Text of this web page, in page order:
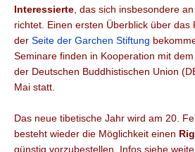
Interessierte , das sich insbesondere
richtet. Einen ersten Überblick über
der Seite der Garchen Stiftung
Seminare finden in Kooperation mit dem
der Deutschen Buddhistischen Union
Mai statt.
Das neue tibetische Jahr wird am 20.
besteht wieder die Möglichkeit einen
günstig vorzubestellen. Infos siehe